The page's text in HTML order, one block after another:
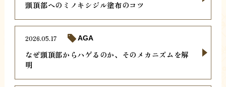
頭頂部へのミノキシジル塗布のコツ
なぜ頭頂部からハゲるのか、そのメカニズムを解
明
2026.05.17 AGA